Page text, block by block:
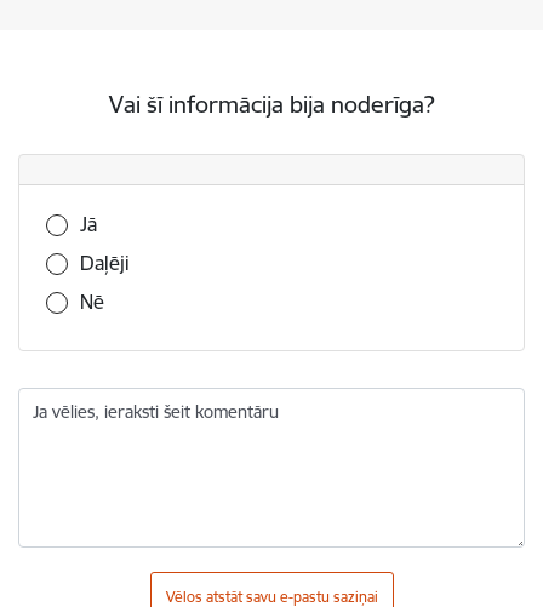
Vai šī informācija bija noderīga?
Vai šī informācija bija noderīga?
Jā
Daļēji
Nē
Ja vēlies, ieraksti šeit komentāru
Vēlos atstāt savu e-pastu saziņai